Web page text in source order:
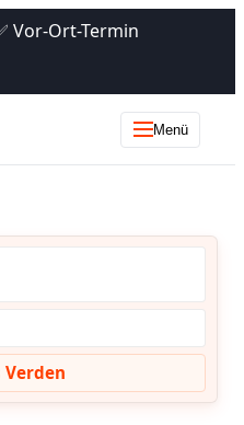
Vor-Ort-Termin
Menü